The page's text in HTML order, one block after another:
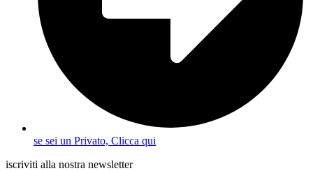
se sei un Privato, Clicca qui
iscriviti alla nostra newsletter